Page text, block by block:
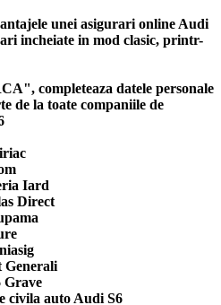
unei asigurari online Audi
incheiate in mod clasic, printr-
completeaza datele personale
de la toate companiile de
Iard
Direct
Generali
Grave
civila auto Audi S6